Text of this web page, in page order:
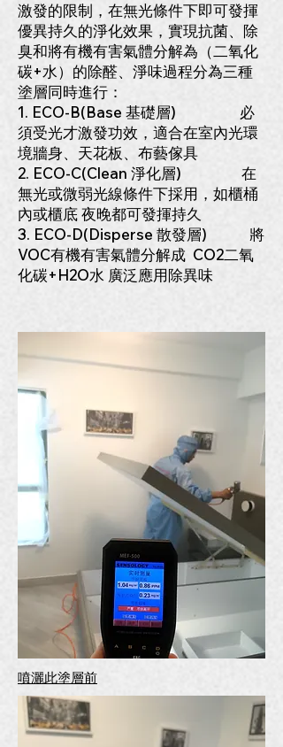
激發的限制，在無光條件下即可發揮
優異持久的淨化效果，實現抗菌、除
臭和將有機有害氣體分解為（二氧化
碳+水）的除醛、淨味過程分為三種
塗層同時進行：
1. ECO-B(Base 基礎層) 必
須受光才激發功效，適合在室內光環
境牆身、天花板、布藝傢具
2. ECO-C(Clean 淨化層) 在
無光或微弱光線條件下採用，如櫃桶
內或櫃底 夜晚都可發揮持久
3. ECO-D(Disperse 散發層) 將
VOC有機有害氣體分解成 CO2二氧
化碳+H2O水 廣泛應用除異味
噴灑此塗層前